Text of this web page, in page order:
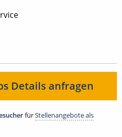
Details anfragen
fürStellenangebote als